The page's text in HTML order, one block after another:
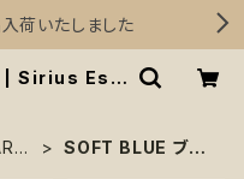
荷いたしました
| Sirius Ess
SOFT BLUE ブル